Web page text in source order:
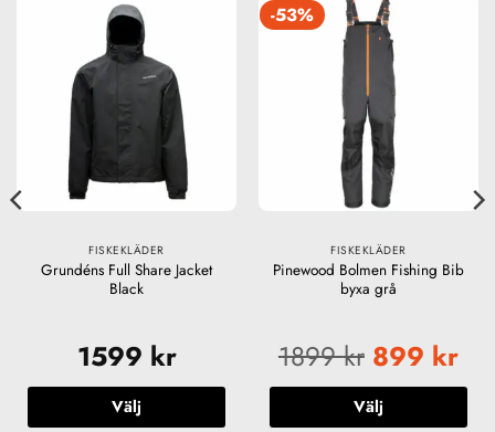
FISKEKLÄDER
Grundéns Full Share Jacket
Black
1599 kr
Välj
-53%
FISKEKLÄDER
Pinewood Bolmen Fishing Bib
byxa grå
1899kr 899 kr
Välj